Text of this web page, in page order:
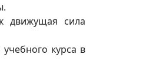
движущая сила
курса в